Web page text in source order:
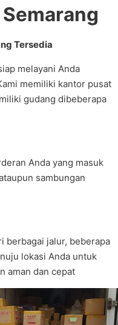
Tersedia
melayani Anda
memiliki kantor pusat
gudang dibeberapa
Anda yang masuk
sambungan
berbagai jalur, beberapa
lokasi Anda untuk
aman dan cepat